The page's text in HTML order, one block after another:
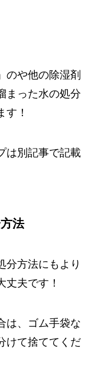
のや他の除湿剤
まった水の処分
す！
は別記事で記載
法
分方法にもより
丈夫です！
は、ゴム手袋な
けて捨ててくだ